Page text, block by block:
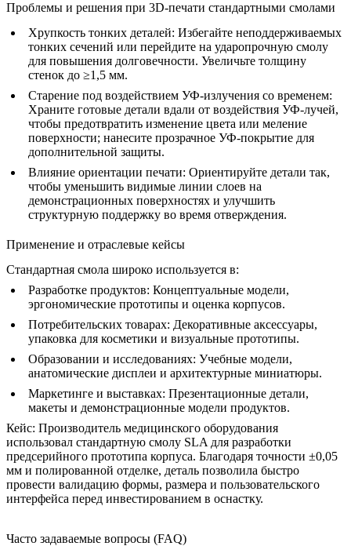
Проблемы и решения при 3D-печати стандартными смолами
Хрупкость тонких деталей: Избегайте неподдерживаемых
тонких сечений или перейдите на ударопрочную смолу
для повышения долговечности. Увеличьте толщину
стенок до ≥1,5 мм.
Старение под воздействием УФ-излучения со временем:
Храните готовые детали вдали от воздействия УФ-лучей,
чтобы предотвратить изменение цвета или меление
поверхности; нанесите прозрачное УФ-покрытие для
дополнительной защиты.
Влияние ориентации печати: Ориентируйте детали так,
чтобы уменьшить видимые линии слоев на
демонстрационных поверхностях и улучшить
структурную поддержку во время отверждения.
Применение и отраслевые кейсы
Стандартная смола широко используется в:
Разработке продуктов: Концептуальные модели,
эргономические прототипы и оценка корпусов.
Потребительских товарах: Декоративные аксессуары,
упаковка для косметики и визуальные прототипы.
Образовании и исследованиях: Учебные модели,
анатомические дисплеи и архитектурные миниатюры.
Маркетинге и выставках: Презентационные детали,
макеты и демонстрационные модели продуктов.
Кейс: Производитель медицинского оборудования
использовал стандартную смолу SLA для разработки
предсерийного прототипа корпуса. Благодаря точности ±0,05
мм и полированной отделке, деталь позволила быстро
провести валидацию формы, размера и пользовательского
интерфейса перед инвестированием в оснастку.
Часто задаваемые вопросы (FAQ)